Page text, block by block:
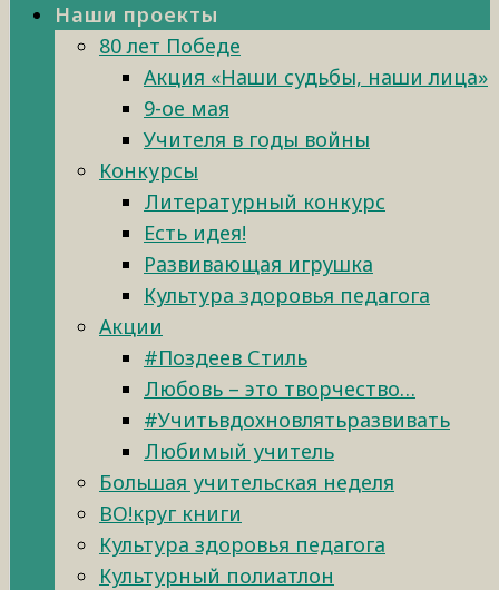
Наши проекты
80 лет Победе
Акция «Наши судьбы, наши лица»
9-ое мая
Учителя в годы войны
Конкурсы
Литературный конкурс
Есть идея!
Развивающая игрушка
Культура здоровья педагога
Акции
#Поздеев Стиль
Любовь – это творчество…
#Учитьвдохновлятьразвивать
Любимый учитель
Большая учительская неделя
ВО!круг книги
Культура здоровья педагога
Культурный полиатлон